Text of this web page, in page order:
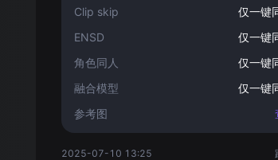
Clip skip
仅一键
ENSD
仅一键
角色同人
仅一键
融合模型
仅一键
参考图
2025-07-10 13:25